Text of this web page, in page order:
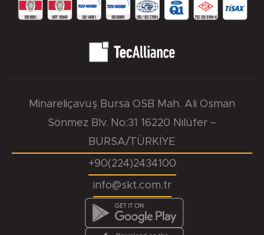
Minareliçavuş Bursa OSB Mah. Ali Osman
Sönmez Blv. No:31 16220 Nilüfer –
BURSA/TÜRKİYE
+90(224)2434100
info@skt.com.tr